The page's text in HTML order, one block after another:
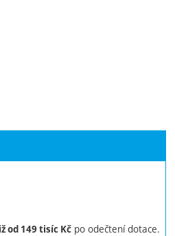
12V DC E27 10W 3000K' k porovnání
od 149 tisíc Kč po odečtení dotace.